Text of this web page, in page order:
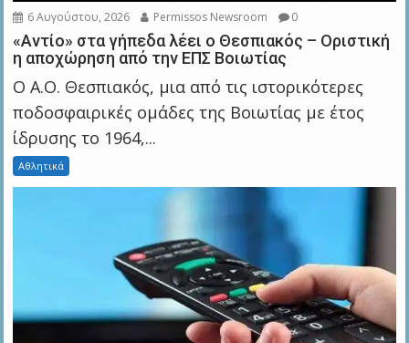
6 Αυγούστου, 2026 Permissos Newsroom 0
«Αντίο» στα γήπεδα λέει ο Θεσπιακός – Οριστική
η αποχώρηση από την ΕΠΣ Βοιωτίας
Ο Α.Ο. Θεσπιακός, μια από τις ιστορικότερες
ποδοσφαιρικές ομάδες της Βοιωτίας με έτος
ίδρυσης το 1964,...
Αθλητικά